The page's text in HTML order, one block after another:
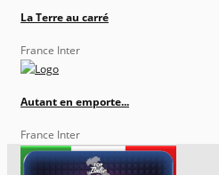
La Terre au carré
France Inter
Autant en emporte...
France Inter